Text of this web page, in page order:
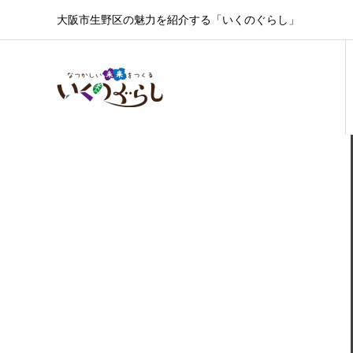
大阪市生野区の魅力を紹介する「いくのぐらし」